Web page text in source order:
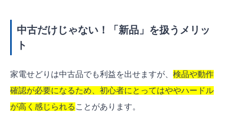
中古だけじゃない！「新品」を扱うメリッ
ト
家電せどりは中古品でも利益を出せますが、 検品や動作
確認が必要になるため、初心者にとってはややハードル
が高く感じられる ことがあります。